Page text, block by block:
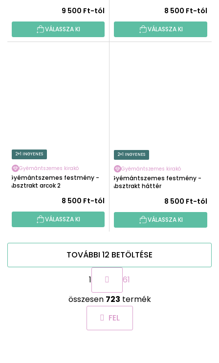
9 500 Ft-tól
VÁLASSZA KI
8 500 Ft-tól
VÁLASSZA KI
2+1 INGYENES
Gyémántszemes kirakó
Gyémántszemes festmény -
Absztrakt arcok 2
8 500 Ft-tól
VÁLASSZA KI
2+1 INGYENES
Gyémántszemes kirakó
Gyémántszemes festmény -
Absztrakt háttér
8 500 Ft-tól
VÁLASSZA KI
L
i
s
t
a
TOVÁBBI 12 BETÖLTÉSE
L
p
o
z
á
s
1
61
összesen 723 termék
FEL